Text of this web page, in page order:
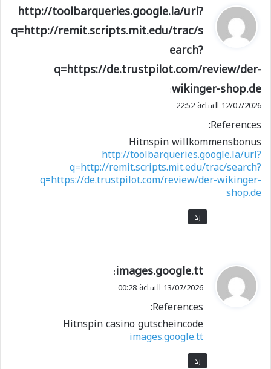
ي
و
ل
http://toolbarqueries.google.la/url?
q=http://remit.scripts.mit.edu/trac/s
earch?
q=https://de.trustpilot.com/review/der-
wikinger-shop.de
:
12/07/2026 الساعة 22:52
References:
Hitnspin willkommensbonus
http://toolbarqueries.google.la/url?
q=http://remit.scripts.mit.edu/trac/search?
q=https://de.trustpilot.com/review/der-wikinger-
shop.de
رد
ي
ق
ل
images.google.tt
:
13/07/2026 الساعة 00:28
References:
Hitnspin casino gutscheincode
images.google.tt
رد